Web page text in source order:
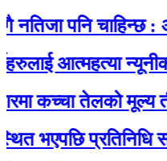
पनि चाहिन्छ :
आत्महत्या न्यूनीकरण
कच्चा तेलको मूल्य तीन
प्रतिनिधि